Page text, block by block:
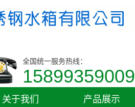
全国统一服务热线：
15899359009
关于我们 产品展示